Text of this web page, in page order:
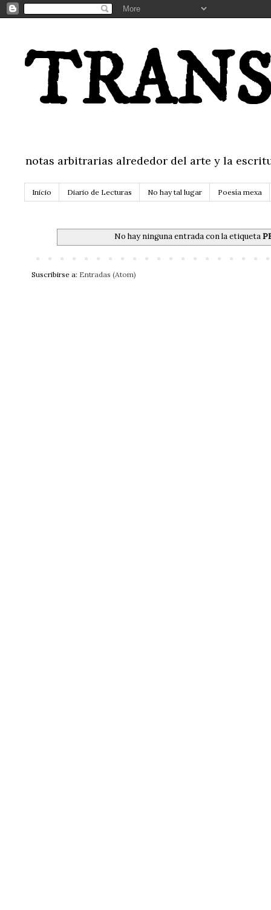
notas arbitrarias alrededor del arte y la
Inicio Diario de Lecturas No hay tal lugar Poesía mexa
No hay ninguna entrada con la etiqueta
Suscribirse a: Entradas (Atom)